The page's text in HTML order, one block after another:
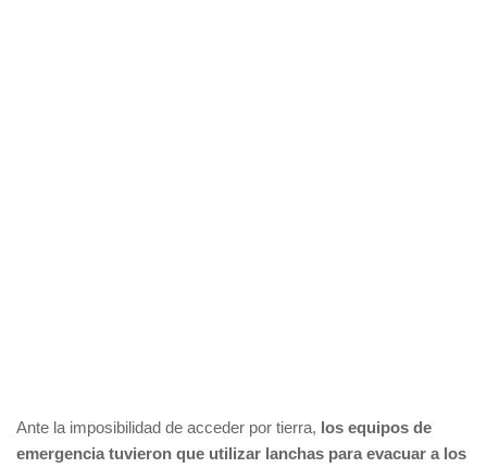
Ante la imposibilidad de acceder por tierra, los equipos de
emergencia tuvieron que utilizar lanchas para evacuar a los